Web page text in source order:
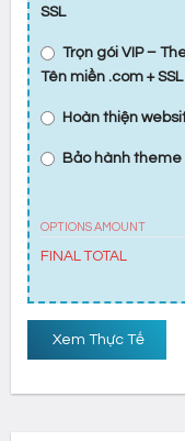
SSL
Trọn gói VIP –
Tên miền .com + SSL
Hoàn thiện
Bảo hành theme
OPTIONS AMOUNT
FINAL TOTAL
Xem Thực Tế